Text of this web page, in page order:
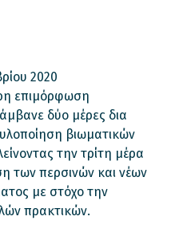
2020
επιμόρφωση
δύο μέρες δια
βιωματικών
την τρίτη μέρα
των περσινών και νέων
με στόχο την
πρακτικών.